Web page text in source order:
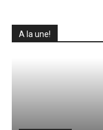
A la une!